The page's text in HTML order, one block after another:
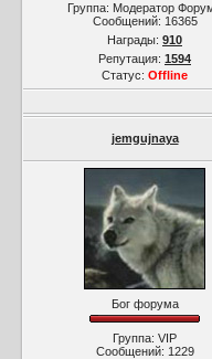
Группа: Модератор
Сообщений: 16365
Награды: 910
Репутация: 1594
Статус: Offline
jemgujnaya
Бог форума
Группа: VIP
Сообщений: 1229